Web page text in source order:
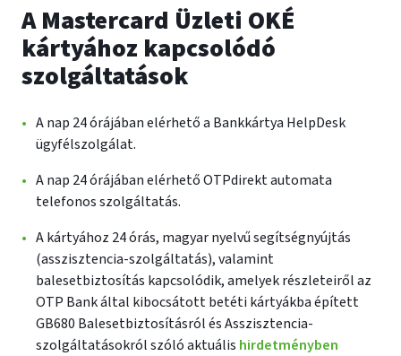
A Mastercard Üzleti OKÉ
kártyához kapcsolódó
szolgáltatások
A nap 24 órájában elérhető a Bankkártya HelpDesk
ügyfélszolgálat.
A nap 24 órájában elérhető OTPdirekt automata
telefonos szolgáltatás.
A kártyához 24 órás, magyar nyelvű segítségnyújtás
(asszisztencia-szolgáltatás), valamint
balesetbiztosítás kapcsolódik, amelyek részleteiről az
OTP Bank által kibocsátott betéti kártyákba épített
GB680 Balesetbiztosításról és Asszisztencia-
szolgáltatásokról szóló aktuális hirdetményben